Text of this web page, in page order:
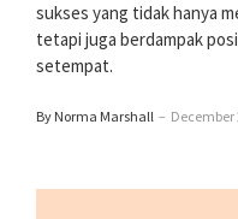
sukses yang tidak hanya
tetapi juga berdampak
setempat.
By Norma Marshall – December